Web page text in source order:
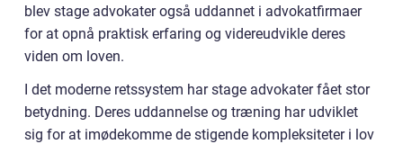
blev stage advokater også uddannet i advokatfirmaer
for at opnå praktisk erfaring og videreudvikle deres
viden om loven.
I det moderne retssystem har stage advokater fået stor
betydning. Deres uddannelse og træning har udviklet
sig for at imødekomme de stigende kompleksiteter i lov